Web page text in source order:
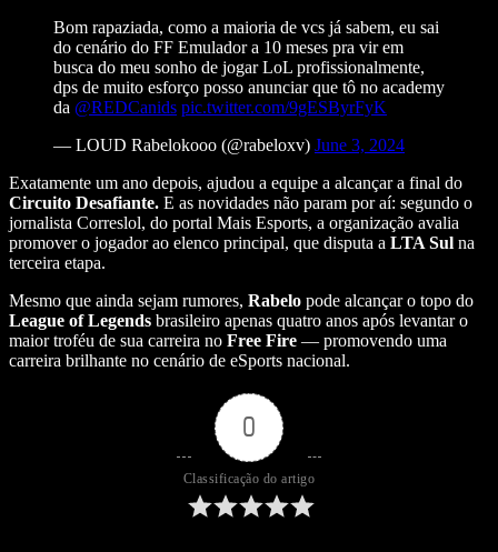
Bom rapaziada, como a maioria de vcs já sabem, eu sai
do cenário do FF Emulador a 10 meses pra vir em
busca do meu sonho de jogar LoL profissionalmente,
dps de muito esforço posso anunciar que tô no academy
da @REDCanids pic.twitter.com/9gESByrFyK
— LOUD Rabelokooo (@rabeloxv) June 3, 2024
Exatamente um ano depois, ajudou a equipe a alcançar a final do
Circuito Desafiante. E as novidades não param por aí: segundo o
jornalista Correslol, do portal Mais Esports, a organização avalia
promover o jogador ao elenco principal, que disputa a LTA Sul na
terceira etapa.
Mesmo que ainda sejam rumores, Rabelo pode alcançar o topo do
League of Legends brasileiro apenas quatro anos após levantar o
maior troféu de sua carreira no Free Fire — promovendo uma
carreira brilhante no cenário de eSports nacional.
0
Classificação do artigo